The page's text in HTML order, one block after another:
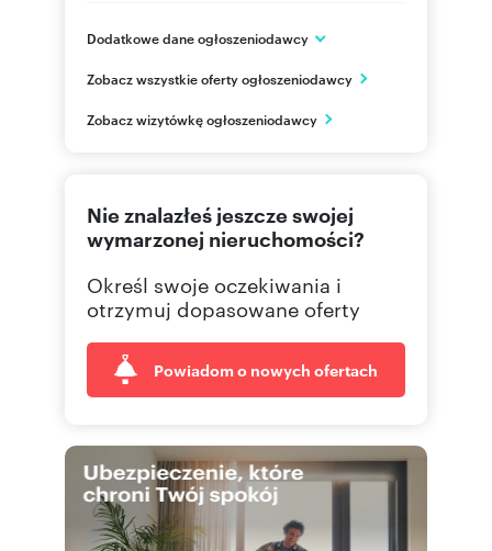
Dodatkowe dane ogłoszeniodawcy
ul. Stefana Batorego 23/3
pomorskie
790 30 Pokaż telefon
Zobacz wszystkie oferty ogłoszeniodawcy
Zobacz wizytówkę ogłoszeniodawcy
Nie znalazłeś jeszcze swojej
wymarzonej nieruchomości?
Określ swoje oczekiwania i
otrzymuj dopasowane oferty
Powiadom o nowych ofertach